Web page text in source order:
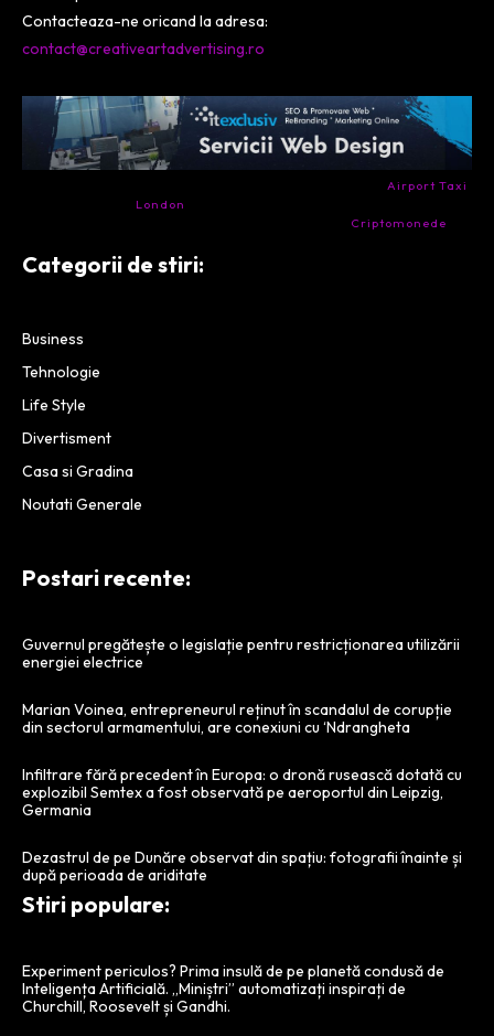
Contacteaza-ne oricand la adresa:
contact@creativeartadvertising.ro
Airport Taxi
London
Criptomonede
Categorii de stiri:
Business
Tehnologie
Life Style
Divertisment
Casa si Gradina
Noutati Generale
Postari recente:
Guvernul pregătește o legislație pentru restricționarea utilizării
energiei electrice
Marian Voinea, entrepreneurul reținut în scandalul de corupție
din sectorul armamentului, are conexiuni cu ‘Ndrangheta
Infiltrare fără precedent în Europa: o dronă rusească dotată cu
explozibil Semtex a fost observată pe aeroportul din Leipzig,
Germania
Dezastrul de pe Dunăre observat din spațiu: fotografii înainte și
după perioada de ariditate
Stiri populare:
Experiment periculos? Prima insulă de pe planetă condusă de
Inteligența Artificială. „Miniștri” automatizați inspirați de
Churchill, Roosevelt și Gandhi.